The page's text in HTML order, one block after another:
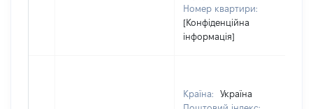
Номер квартири:
[Конфіденційна
інформація]
Країна:
Україна